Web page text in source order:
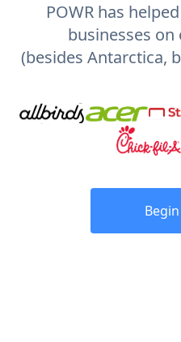
POWR has
businesses
(besides Antarctica,